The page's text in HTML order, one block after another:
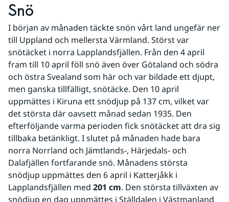
Snö
I början av månaden täckte snön vårt land ungefär ner
till Uppland och mellersta Värmland. Störst var
snötäcket i norra Lapplandsfjällen. Från den 4 april
fram till 10 april föll snö även över Götaland och södra
och östra Svealand som här och var bildade ett djupt,
men ganska tillfälligt, snötäcke. Den 10 april
uppmättes i Kiruna ett snödjup på 137 cm, vilket var
det största där oavsett månad sedan 1935. Den
efterföljande varma perioden fick snötäcket att dra sig
tillbaka betänkligt. I slutet på månaden hade bara
norra Norrland och Jämtlands-, Härjedals- och
Dalafjällen fortfarande snö. Månadens största
snödjup uppmättes den 6 april i Katterjåkk i
Lapplandsfjällen med 201 cm. Den största tillväxten av
snödjup en dag uppmättes i Ställdalen i Västmanland